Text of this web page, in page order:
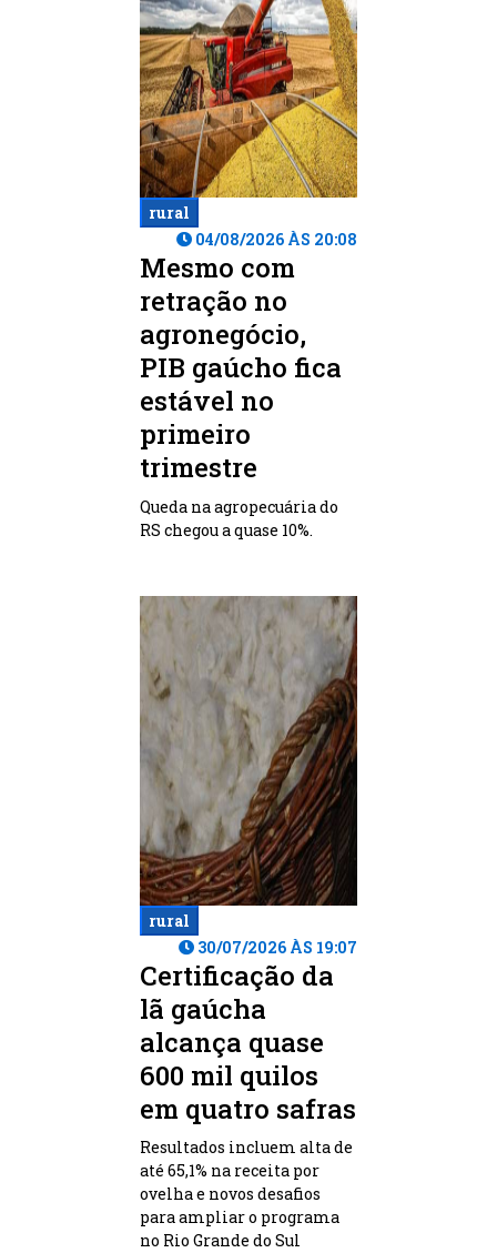
rural
04/08/2026 ÀS 20:08
Mesmo com
retração no
agronegócio,
PIB gaúcho fica
estável no
primeiro
trimestre
Queda na agropecuária do
RS chegou a quase 10%.
rural
30/07/2026 ÀS 19:07
Certificação da
lã gaúcha
alcança quase
600 mil quilos
em quatro safras
Resultados incluem alta de
até 65,1% na receita por
ovelha e novos desafios
para ampliar o programa
no Rio Grande do Sul